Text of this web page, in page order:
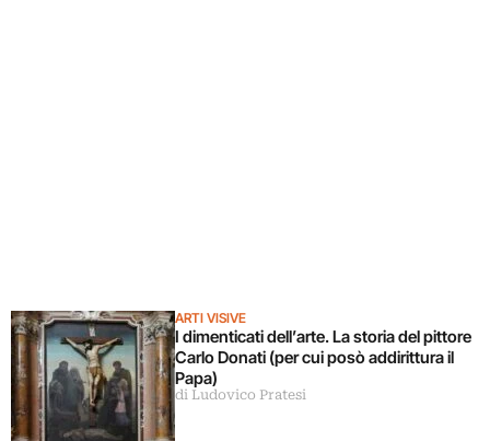
ARTI VISIVE
I dimenticati dell’arte. La storia del pittore
Carlo Donati (per cui posò addirittura il
Papa)
di Ludovico Pratesi